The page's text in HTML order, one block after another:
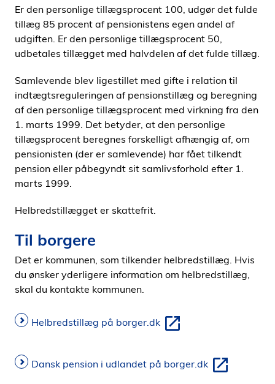
Er den personlige tillægsprocent 100, udgør det fulde
tillæg 85 procent af pensionistens egen andel af
udgiften. Er den personlige tillægsprocent 50,
udbetales tillægget med halvdelen af det fulde tillæg.
Samlevende blev ligestillet med gifte i relation til
indtægtsreguleringen af pensionstillæg og beregning
af den personlige tillægsprocent med virkning fra den
1. marts 1999. Det betyder, at den personlige
tillægsprocent beregnes forskelligt afhængig af, om
pensionisten (der er samlevende) har fået tilkendt
pension eller påbegyndt sit samlivsforhold efter 1.
marts 1999.
Helbredstillægget er skattefrit.
Til borgere
Det er kommunen, som tilkender helbredstillæg. Hvis
du ønsker yderligere information om helbredstillæg,
skal du kontakte kommunen.
Helbredstillæg på borger.dk
Dansk pension i udlandet på borger.dk